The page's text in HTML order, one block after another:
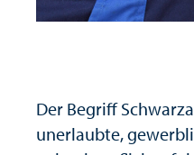
Der Begriff
unerlaubte,